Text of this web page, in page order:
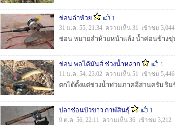
ช่อนลำห้วย 1
31 ม.ค. 55, 21:34 ความเห็น 31 เข้าชม 3,044
ช่อน พอได้มันส์ ช่วงน้ำหลาก 1
11 ม.ค. 54, 23:02 ความเห็น 51 เข้าชม 5,446
ปลาช่อนบัวขาว กาฬสินธุ์ 1
9 ต.ค. 56, 22:11 ความเห็น 36 เข้าชม 3,212